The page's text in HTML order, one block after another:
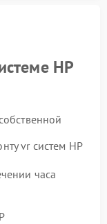
HP
vr систем HP
часа